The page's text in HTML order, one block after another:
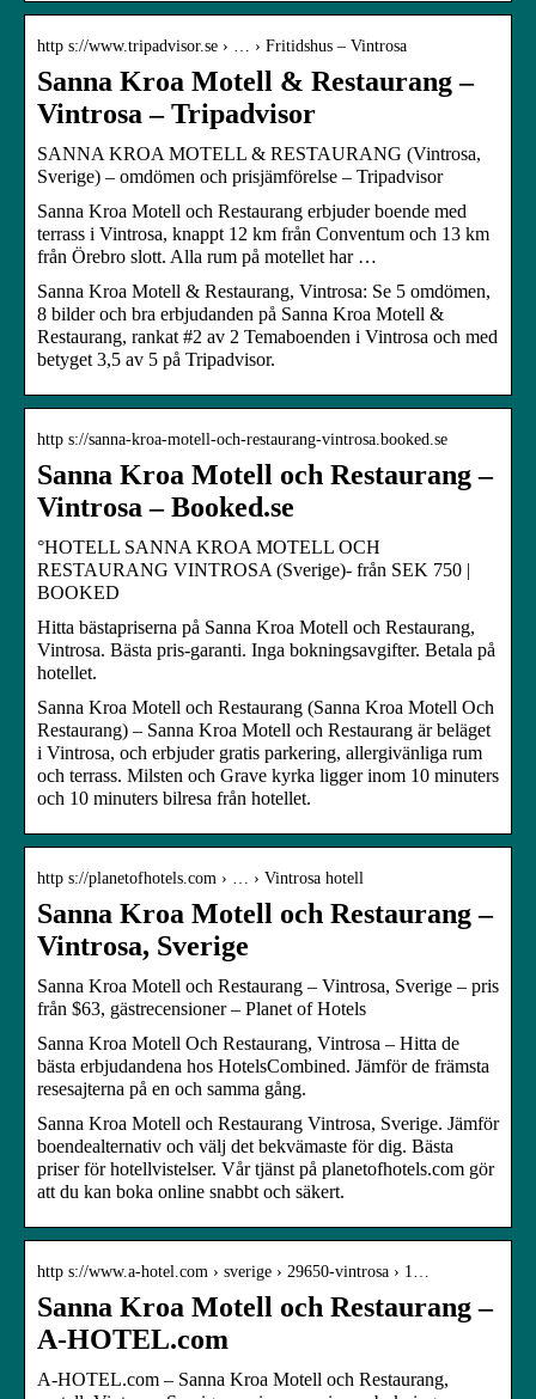
http s://www.tripadvisor.se › … › Fritidshus – Vintrosa
Sanna Kroa Motell & Restaurang –
Vintrosa – Tripadvisor
SANNA KROA MOTELL & RESTAURANG (Vintrosa,
Sverige) – omdömen och prisjämförelse – Tripadvisor
Sanna Kroa Motell och Restaurang erbjuder boende med
terrass i Vintrosa, knappt 12 km från Conventum och 13 km
från Örebro slott. Alla rum på motellet har …
Sanna Kroa Motell & Restaurang, Vintrosa: Se 5 omdömen,
8 bilder och bra erbjudanden på Sanna Kroa Motell &
Restaurang, rankat #2 av 2 Temaboenden i Vintrosa och med
betyget 3,5 av 5 på Tripadvisor.
http s://sanna-kroa-motell-och-restaurang-vintrosa.booked.se
Sanna Kroa Motell och Restaurang –
Vintrosa – Booked.se
°HOTELL SANNA KROA MOTELL OCH
RESTAURANG VINTROSA (Sverige)- från SEK 750 |
BOOKED
Hitta bästapriserna på Sanna Kroa Motell och Restaurang,
Vintrosa. Bästa pris-garanti. Inga bokningsavgifter. Betala på
hotellet.
Sanna Kroa Motell och Restaurang (Sanna Kroa Motell Och
Restaurang) – Sanna Kroa Motell och Restaurang är beläget
i Vintrosa, och erbjuder gratis parkering, allergivänliga rum
och terrass. Milsten och Grave kyrka ligger inom 10 minuters
och 10 minuters bilresa från hotellet.
http s://planetofhotels.com › … › Vintrosa hotell
Sanna Kroa Motell och Restaurang –
Vintrosa, Sverige
Sanna Kroa Motell och Restaurang – Vintrosa, Sverige – pris
från $63, gästrecensioner – Planet of Hotels
Sanna Kroa Motell Och Restaurang, Vintrosa – Hitta de
bästa erbjudandena hos HotelsCombined. Jämför de främsta
resesajterna på en och samma gång.
Sanna Kroa Motell och Restaurang Vintrosa, Sverige. Jämför
boendealternativ och välj det bekvämaste för dig. Bästa
priser för hotellvistelser. Vår tjänst på planetofhotels.com gör
att du kan boka online snabbt och säkert.
http s://www.a-hotel.com › sverige › 29650-vintrosa › 1…
Sanna Kroa Motell och Restaurang –
A-HOTEL.com
A-HOTEL.com – Sanna Kroa Motell och Restaurang,